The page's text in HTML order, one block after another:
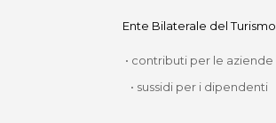
Ente Bilaterale del Turismo
• contributi per le aziende
• sussidi per i dipendenti